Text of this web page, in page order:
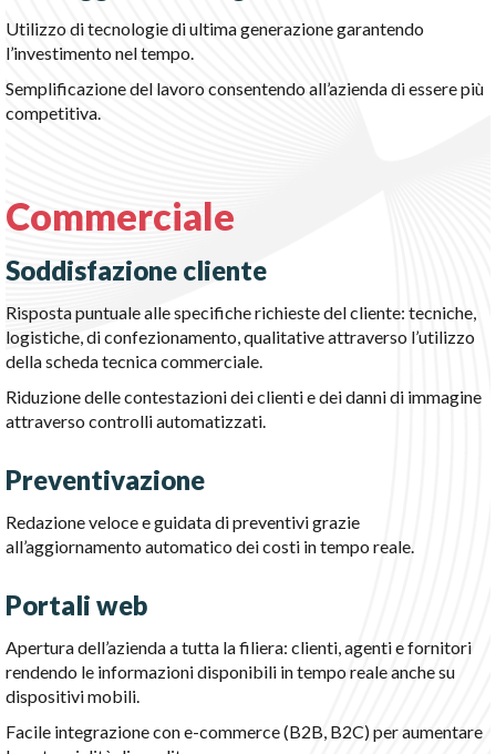
Utilizzo di tecnologie di ultima generazione garantendo
l’investimento nel tempo.
Semplificazione del lavoro consentendo all’azienda di essere più
competitiva.
Commerciale
Soddisfazione cliente
Risposta puntuale alle specifiche richieste del cliente: tecniche,
logistiche, di confezionamento, qualitative attraverso l’utilizzo
della scheda tecnica commerciale.
Riduzione delle contestazioni dei clienti e dei danni di immagine
attraverso controlli automatizzati.
Preventivazione
Redazione veloce e guidata di preventivi grazie
all’aggiornamento automatico dei costi in tempo reale.
Portali web
Apertura dell’azienda a tutta la filiera: clienti, agenti e fornitori
rendendo le informazioni disponibili in tempo reale anche su
dispositivi mobili.
Facile integrazione con e-commerce (B2B, B2C) per aumentare